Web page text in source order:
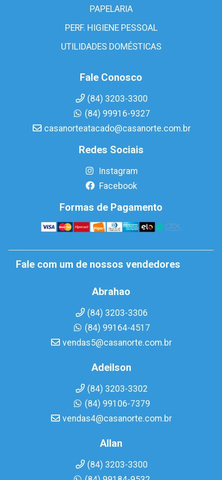
PAPELARIA
PERF. HIGIENE PESSOAL
UTILIDADES DOMÉSTICAS
Fale Conosco
(84) 3203-3300
(84) 99916-9327
casanorteatacado@casanorte.com.br
Redes Sociais
Instagram
Facebook
Formas de Pagamento
Fale com um de nossos vendedores
Abrahao
(84) 3203-3306
(84) 99164-4517
vendas5@casanorte.com.br
Adeilson
(84) 3203-3302
(84) 99106-7379
vendas4@casanorte.com.br
Allan
(84) 3203-3300